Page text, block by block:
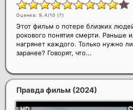
Оценка: 9.4/10 (7)
Этот фильм о потере близких
рокового понятия смерти. Раньше
нагрянет каждого. Только нужно
заранее? Говорят, что...
Правда фильм (2024)